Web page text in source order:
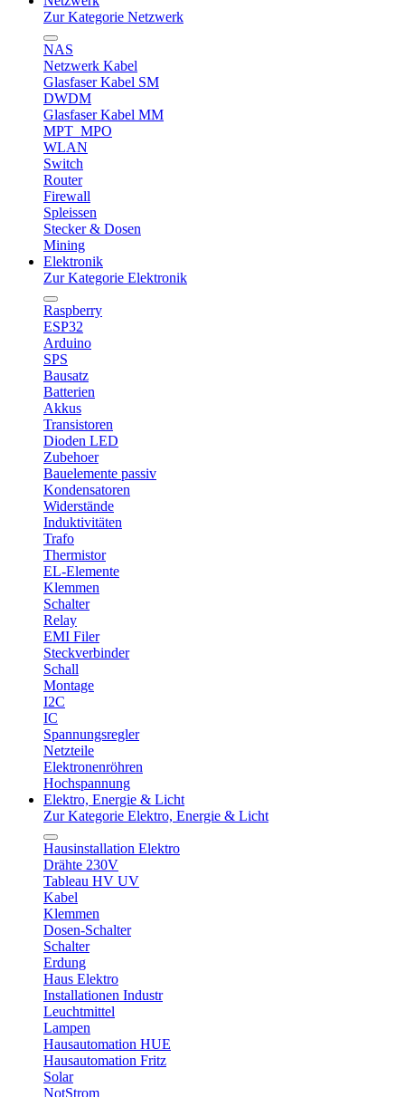
Zur Kategorie Netzwerk
NAS
Netzwerk Kabel
Glasfaser Kabel SM
DWDM
Glasfaser Kabel MM
MPT_MPO
WLAN
Switch
Router
Firewall
Spleissen
Stecker & Dosen
Mining
Elektronik
Zur Kategorie Elektronik
Raspberry
ESP32
Arduino
SPS
Bausatz
Batterien
Akkus
Transistoren
Dioden LED
Zubehoer
Bauelemente passiv
Kondensatoren
Widerstände
Induktivitäten
Trafo
Thermistor
EL-Elemente
Klemmen
Schalter
Relay
EMI Filer
Steckverbinder
Schall
Montage
I2C
IC
Spannungsregler
Netzteile
Elektronenröhren
Hochspannung
Elektro, Energie & Licht
Zur Kategorie Elektro, Energie & Licht
Hausinstallation Elektro
Drähte 230V
Tableau HV UV
Kabel
Klemmen
Dosen-Schalter
Schalter
Erdung
Haus Elektro
Installationen Industr
Leuchtmittel
Lampen
Hausautomation HUE
Hausautomation Fritz
Solar
NotStrom